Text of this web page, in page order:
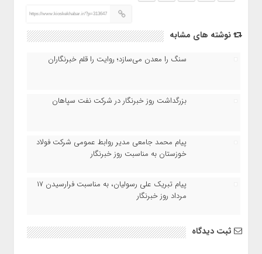
https://www.kioskekhabar.ir/?p=313647
نوشته های مشابه
سنگ را معدن می‌سازد؛ روایت را قلم خبرنگاران
بزرگداشت روز خبرنگار در شرکت نفت سپاهان
پیام محمد جامعی مدیر روابط عمومی شرکت فولاد
خوزستان به مناسبت روز خبرنگار
پیام تبریک علی رسولیان، به مناسبت فرارسیدن ۱۷
مرداد روز خبرنگار
ثبت دیدگاه